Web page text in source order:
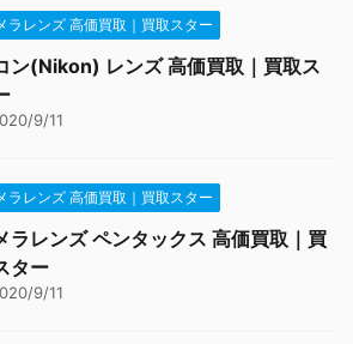
ラレンズ 高価買取｜買取スター
ン(Nikon) レンズ 高価買取｜買取ス
9/11
ラレンズ 高価買取｜買取スター
ラレンズ ペンタックス 高価買取｜買
ター
9/11